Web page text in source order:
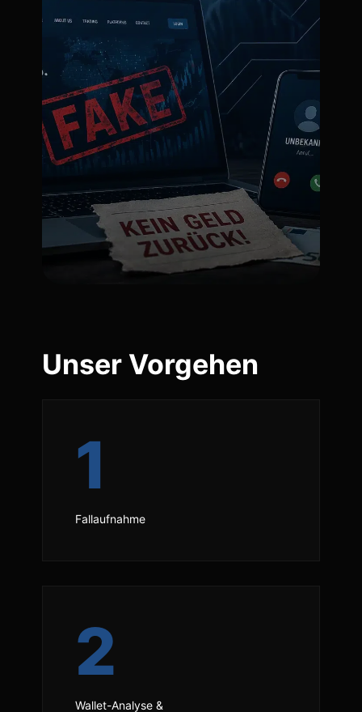
Unser Vorgehen
1
Fallaufnahme
2
Wallet-Analyse &